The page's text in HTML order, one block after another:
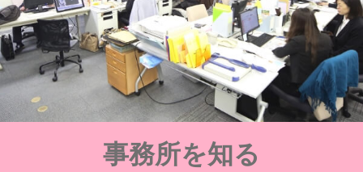
事務所を知る